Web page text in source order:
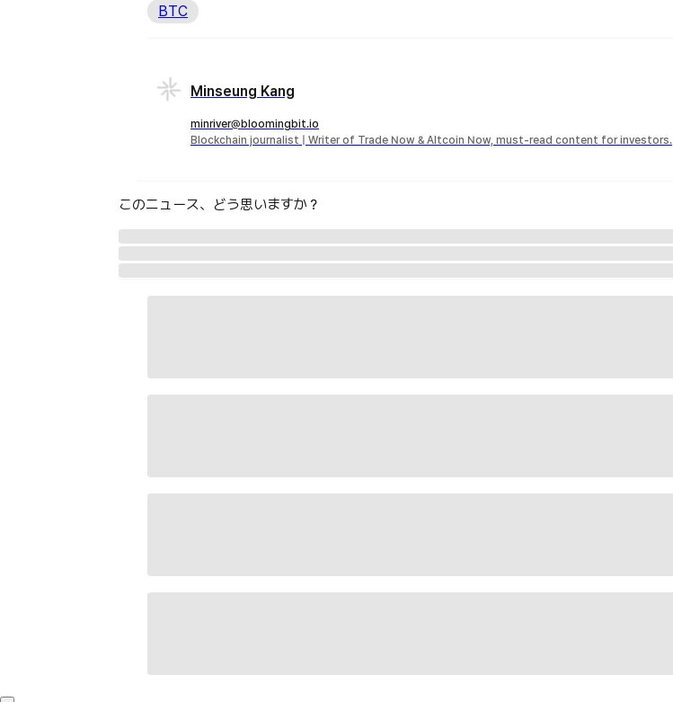
BTC
Minseung Kang
minriver@bloomingbit.io
Blockchain journalist | Writer of Trade Now & Altcoin Now, must-read content for investors.
このニュース、どう思いますか？